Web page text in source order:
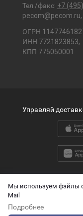
Мы используем файлы
Mail
Подробнее
Тел./факс: +7
pecom@pecom.ru,
ОГРН
ИНН 7721823853,
КПП 775050001
2026 © ООО «ПЭК»
О защите
Управляй